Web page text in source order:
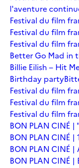
l'aventure
Festival du film
Festival du film
Festival du film
Better Go Mad in
Billie Eilish – Hit
Birthday party
Festival du film
Festival du film
Festival du film
BON PLAN CINÉ
BON PLAN CINÉ |
BON PLAN CINÉ
BON PLAN CINÉ